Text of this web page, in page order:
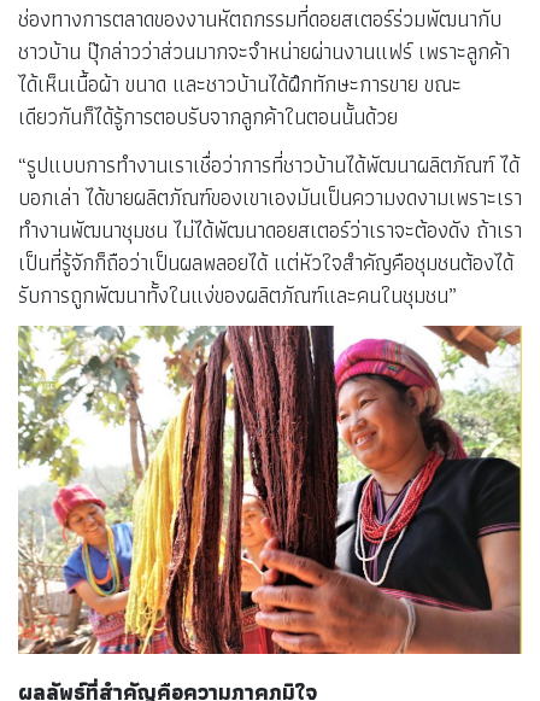
ช่องทางการตลาดของงานหัตถกรรมที่ดอยสเตอร์ร่วมพัฒนากับ
ชาวบ้าน ปุ๊กล่าวว่าส่วนมากจะจำหน่ายผ่านงานแฟร์ เพราะลูกค้า
ได้เห็นเนื้อผ้า ขนาด และชาวบ้านได้ฝึกทักษะการขาย ขณะ
เดียวกันก็ได้รู้การตอบรับจากลูกค้าในตอนนั้นด้วย
“รูปแบบการทำงานเราเชื่อว่าการที่ชาวบ้านได้พัฒนาผลิตภัณฑ์ ได้
บอกเล่า ได้ขายผลิตภัณฑ์ของเขาเองมันเป็นความงดงามเพราะเรา
ทำงานพัฒนาชุมชน ไม่ได้พัฒนาดอยสเตอร์ว่าเราจะต้องดัง ถ้าเรา
เป็นที่รู้จักก็ถือว่าเป็นผลพลอยได้ แต่หัวใจสำคัญคือชุมชนต้องได้
รับการถูกพัฒนาทั้งในแง่ของผลิตภัณฑ์และคนในชุมชน”
ผลลัพธ์ที่สำคัญคือความภาคภูมิใจ